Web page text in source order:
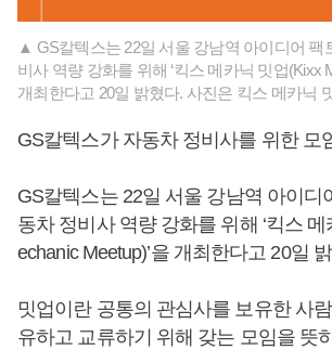
▲ GS칼텍스는 22일 서울 강남역 아이디어 팩
비사 역량 강화를 위해 ‘킥스 메카닉 밋업(Kixx
개최한다고 20일 밝혔다. 사진은 킥스 메카닉
GS칼텍스가 자동차 정비사를 위한 모
GS칼텍스는 22일 서울 강남역 아이디
동차 정비사 역량 강화를 위해 ‘킥스
echanic Meetup)’을 개최한다고 20일
밋업이란 공통의 관심사를 보유한 사
유하고 교류하기 위해 갖는 모임을 뜻